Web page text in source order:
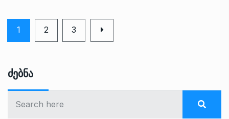
1 2 3
Ძებნა